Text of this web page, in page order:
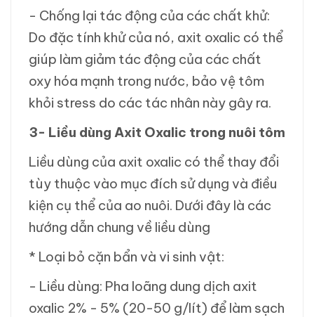
- Chống lại tác động của các chất khử:
Do đặc tính khử của nó, axit oxalic có thể
giúp làm giảm tác động của các chất
oxy hóa mạnh trong nước, bảo vệ tôm
khỏi stress do các tác nhân này gây ra.
3- Liều dùng Axit Oxalic trong nuôi tôm
Liều dùng của axit oxalic có thể thay đổi
tùy thuộc vào mục đích sử dụng và điều
kiện cụ thể của ao nuôi. Dưới đây là các
hướng dẫn chung về liều dùng
* Loại bỏ cặn bẩn và vi sinh vật:
- Liều dùng: Pha loãng dung dịch axit
oxalic 2% - 5% (20-50 g/lít) để làm sạch